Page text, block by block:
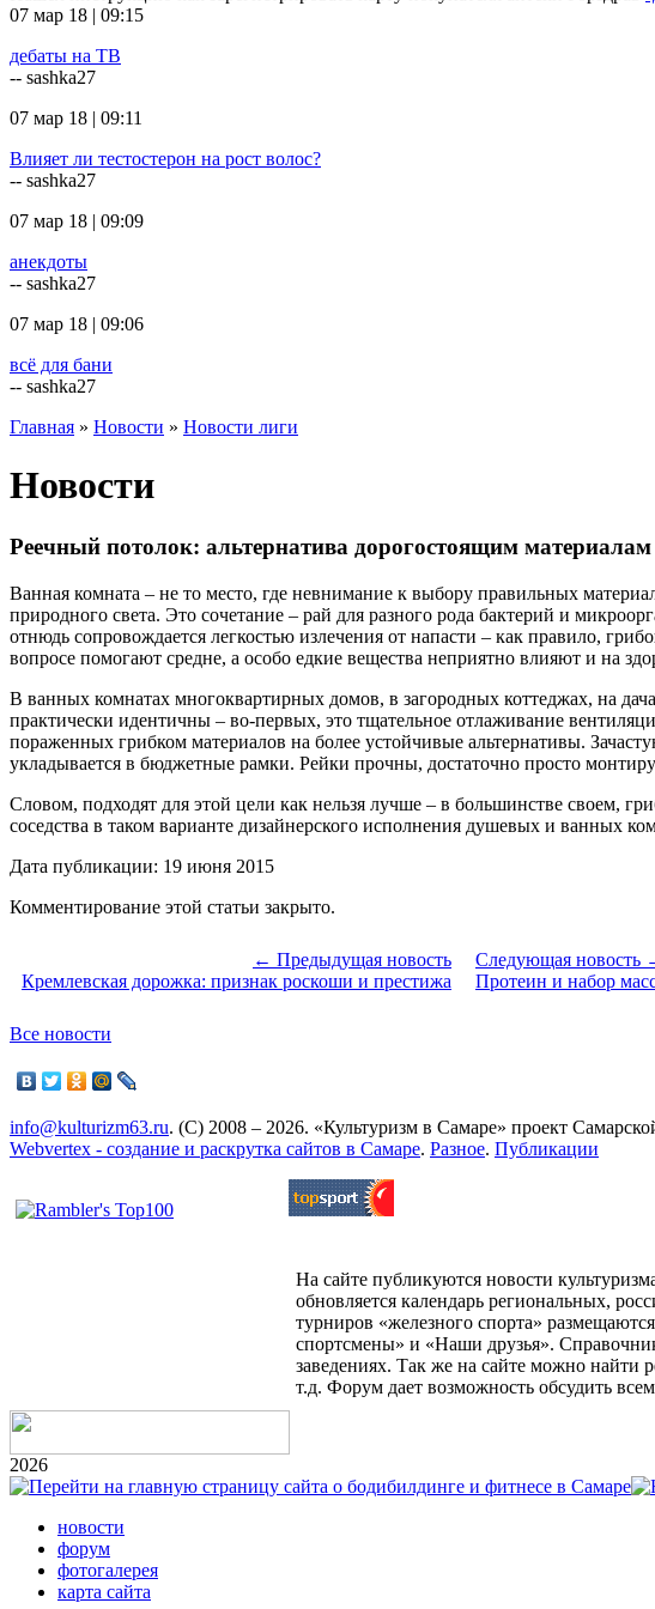
07 мар 18 | 09:15
дебаты на ТВ
-- sashka27
07 мар 18 | 09:11
Влияет ли тестостерон на рост волос?
-- sashka27
07 мар 18 | 09:09
анекдоты
-- sashka27
07 мар 18 | 09:06
всё для бани
-- sashka27
Главная » Новости » Новости лиги
Новости
Реечный потолок: альтернатива дорогостоящим материалам
Ванная комната – не то место, где невнимание к выбору правильных
природного света. Это сочетание – рай для разного рода бактерий и
отнюдь сопровождается легкостью излечения от напасти – как правило,
вопросе помогают средне, а особо едкие вещества неприятно влияют и на
В ванных комнатах многоквартирных домов, в загородных коттеджах, на
практически идентичны – во-первых, это тщательное отлаживание
пораженных грибком материалов на более устойчивые альтернативы.
укладывается в бюджетные рамки. Рейки прочны, достаточно просто
Словом, подходят для этой цели как нельзя лучше – в большинстве своем,
соседства в таком варианте дизайнерского исполнения душевых и ванных
Дата публикации: 19 июня 2015
Комментирование этой статьи закрыто.
← Предыдущая новость
Кремлевская дорожка: признак роскоши и престижа
Следующая новость
Протеин и набор
Все новости
info@kulturizm63.ru. (C) 2008 – 2026. «Культуризм в Самаре» проект
Webvertex - создание и раскрутка сайтов в Самаре. Разное. Публикации
На сайте публикуются новости
обновляется календарь региональных,
турниров «железного спорта»
спортсмены» и «Наши друзья».
заведениях. Так же на сайте можно
т.д. Форум дает возможность обсудить
2026
новости
форум
фотогалерея
карта сайта